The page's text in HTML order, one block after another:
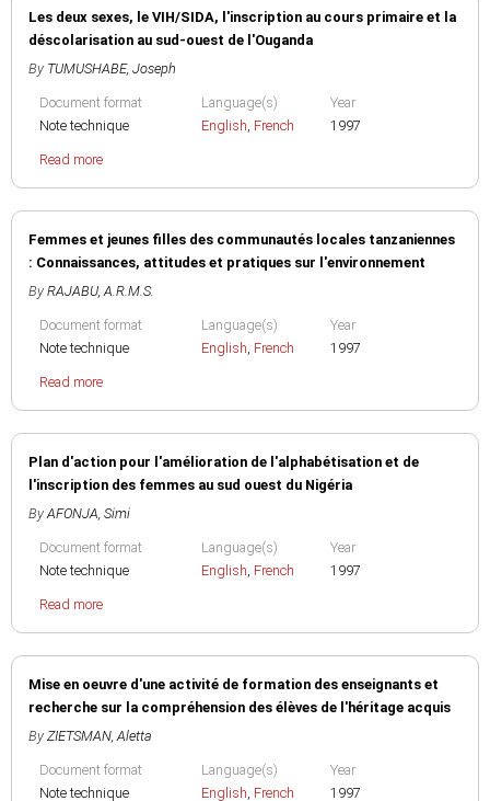
Les deux sexes, le VIH/SIDA, l'inscription au cours primaire et la
déscolarisation au sud-ouest de l'Ouganda
By TUMUSHABE, Joseph
Document format
Note technique
Language(s)
English, French
Year
1997
Read more
Femmes et jeunes filles des communautés locales tanzaniennes
: Connaissances, attitudes et pratiques sur l'environnement
By RAJABU, A.R.M.S.
Document format
Note technique
Language(s)
English, French
Year
1997
Read more
Plan d'action pour l'amélioration de l'alphabétisation et de
l'inscription des femmes au sud ouest du Nigéria
By AFONJA, Simi
Document format
Note technique
Language(s)
English, French
Year
1997
Read more
Mise en oeuvre d'une activité de formation des enseignants et
recherche sur la compréhension des élèves de l'héritage acquis
By ZIETSMAN, Aletta
Document format
Note technique
Language(s)
English, French
Year
1997